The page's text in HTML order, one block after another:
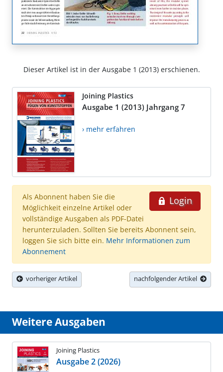
Dieser Artikel ist in der Ausgabe 1 (2013) erschienen.
Joining Plastics
Ausgabe 1 (2013) Jahrgang 7
› mehr erfahren
Login
Als Abonnent haben Sie die
Möglichkeit einzelne Artikel oder
vollständige Ausgaben als PDF-Datei
herunterzuladen. Sollten Sie bereits Abonnent sein,
loggen Sie sich bitte ein. Mehr Informationen zum
Abonnement
vorheriger Artikel nachfolgender Artikel
Weitere Ausgaben
Joining Plastics
Ausgabe 2 (2026)